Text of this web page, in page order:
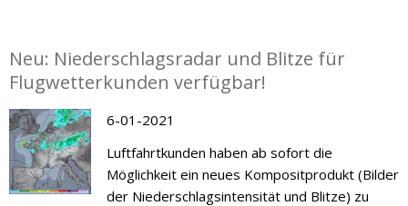
Neu: Niederschlagsradar und Blitze für
Flugwetterkunden verfügbar!
6-01-2021
Luftfahrtkunden haben ab sofort die
Möglichkeit ein neues Kompositprodukt (Bilder
der Niederschlagsintensität und Blitze) zu